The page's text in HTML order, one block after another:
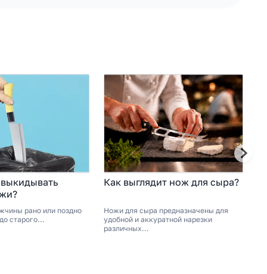
рано или поздно
старого...
Как выглядит нож для сыра?
Ножи для сыра предназначены для
удобной и аккуратной нарезки
различных...